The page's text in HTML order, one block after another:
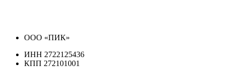
ООО «ПИК»
ИНН 2722125436
КПП 272101001